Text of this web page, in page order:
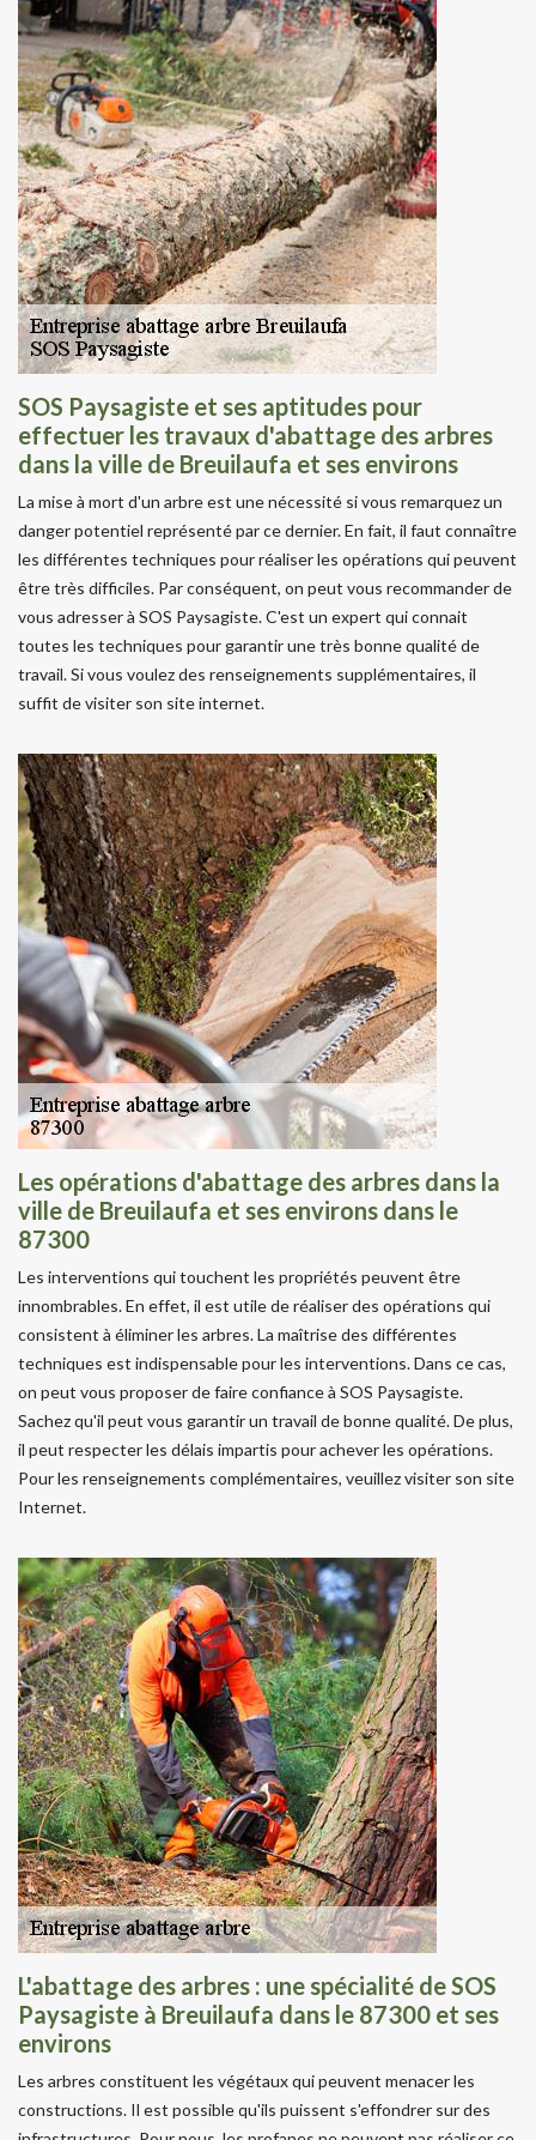
SOS Paysagiste et ses aptitudes pour
effectuer les travaux d'abattage des arbres
dans la ville de Breuilaufa et ses environs
La mise à mort d'un arbre est une nécessité si vous remarquez un
danger potentiel représenté par ce dernier. En fait, il faut connaître
les différentes techniques pour réaliser les opérations qui peuvent
être très difficiles. Par conséquent, on peut vous recommander de
vous adresser à SOS Paysagiste. C'est un expert qui connait
toutes les techniques pour garantir une très bonne qualité de
travail. Si vous voulez des renseignements supplémentaires, il
suffit de visiter son site internet.
Les opérations d'abattage des arbres dans la
ville de Breuilaufa et ses environs dans le
87300
Les interventions qui touchent les propriétés peuvent être
innombrables. En effet, il est utile de réaliser des opérations qui
consistent à éliminer les arbres. La maîtrise des différentes
techniques est indispensable pour les interventions. Dans ce cas,
on peut vous proposer de faire confiance à SOS Paysagiste.
Sachez qu'il peut vous garantir un travail de bonne qualité. De plus,
il peut respecter les délais impartis pour achever les opérations.
Pour les renseignements complémentaires, veuillez visiter son site
Internet.
L'abattage des arbres : une spécialité de SOS
Paysagiste à Breuilaufa dans le 87300 et ses
environs
Les arbres constituent les végétaux qui peuvent menacer les
constructions. Il est possible qu'ils puissent s'effondrer sur des